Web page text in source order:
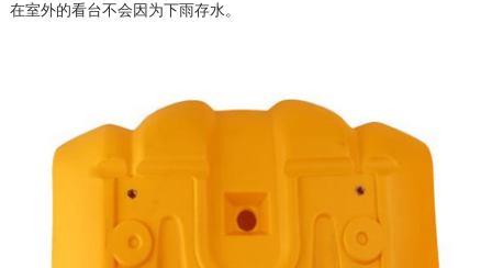
在室外的看台不会因为下雨存水。